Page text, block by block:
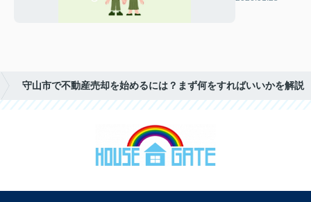
守山市で不動産売却を始めるには？まず何をすればいいかを解説